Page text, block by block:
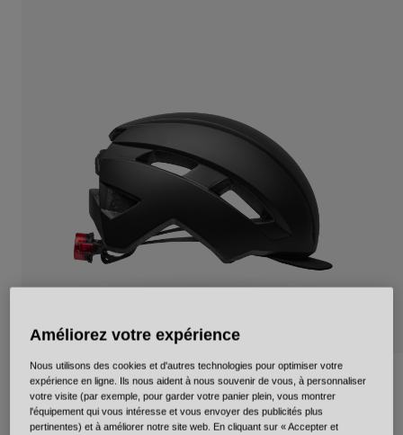
Adventure
Rétro
Pièces détachées
Voir tout
Urbain
BMX
Pièces détachées
Voir tout
Daily LED Mips
Article n°34332
Améliorez votre expérience
Nous utilisons des cookies et d'autres technologies pour optimiser votre
expérience en ligne. Ils nous aident à nous souvenir de vous, à personnaliser
votre visite (par exemple, pour garder votre panier plein, vous montrer
l'équipement qui vous intéresse et vous envoyer des publicités plus
pertinentes) et à améliorer notre site web. En cliquant sur « Accepter et